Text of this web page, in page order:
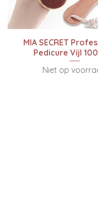
Snel
MIA SECRET
Pedicure Vijl
Niet op